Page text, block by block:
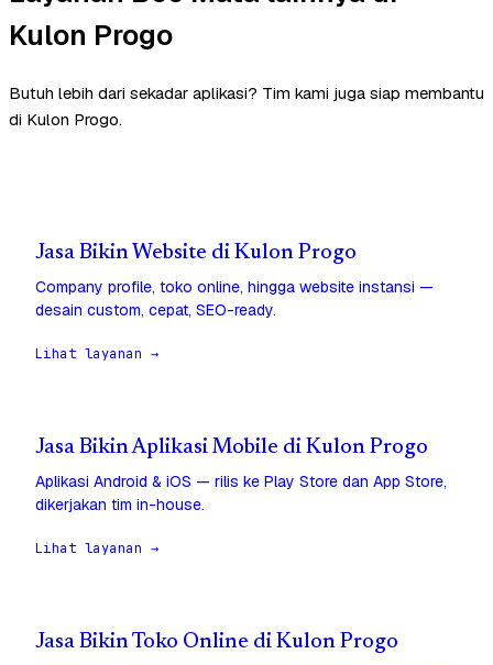
Kulon Progo
Butuh lebih dari sekadar aplikasi? Tim kami juga siap membantu
di Kulon Progo.
Jasa Bikin Website di Kulon Progo
Company profile, toko online, hingga website instansi —
desain custom, cepat, SEO-ready.
Lihat layanan →
Jasa Bikin Aplikasi Mobile di Kulon Progo
Aplikasi Android & iOS — rilis ke Play Store dan App Store,
dikerjakan tim in-house.
Lihat layanan →
Jasa Bikin Toko Online di Kulon Progo